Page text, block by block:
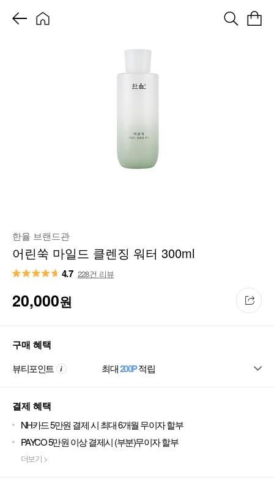
한율 브랜드관
어린쑥 마일드 클렌징 워터 300ml
4.7 228건 리뷰
20,000원
구매 혜택
뷰티포인트 최대200P적립
결제 혜택
NH카드 5만원 결제 시 최대 6개월 무이자 할부
PAYCO 5만원 이상 결제시 (부분)무이자 할부
더보기 >